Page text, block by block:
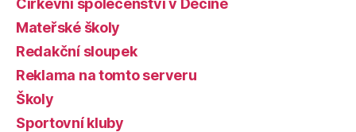
Církevní společenství v Děčíně
Mateřské školy
Redakční sloupek
Reklama na tomto serveru
Školy
Sportovní kluby